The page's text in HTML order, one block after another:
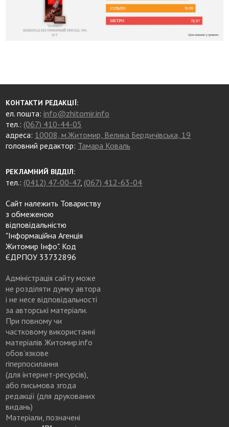
КОНТАКТИ РЕДАКЦІЇ:
ел. пошта:info@zhitomir.info
тел.: (067) 410-44-05
адреса: 10008, м.Житомир, Велика Бердичівська, 19
головний редактор: Тамара Коваль
РЕКЛАМНИЙ ВІДДІЛ:
тел.: (0412) 47-00-47, (067) 412-63-04
Сайт належить Товариству
з обмеженою
відповідальністю
"Інформаційна Агенція
Житомир Інфо". Код
ЄДРПОУ 33732896
Адміністрація сайту може
не розділяти думку автора
і не несе відповідальності
за авторські матеріали.
При повному чи
частковому використанні
матеріалів Житомир.info
обов’язкове
гіперпосилання
(для інтернет-ресурсів),
або письмова згода
редакції (для друкованих
видань)
Матеріали, позначені